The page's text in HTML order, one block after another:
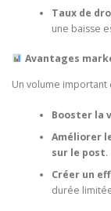
Taux de
une baisse
Avantages
Un volume
Booster la
Améliorer
sur le post.
Créer un
durée